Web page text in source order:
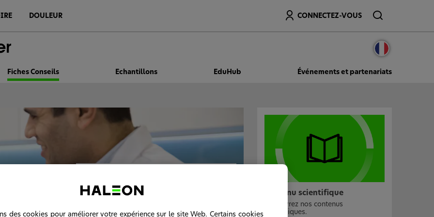
DOULEUR CONNECTEZ-VOUS
Fiches Conseils Echantillons EduHub Événements et partenariats
bucco-dentaire pour appuyer les
Vous y trouverez des fiches conseils
Contenu scientifique
Découvrez nos contenus
scientifiques.
des cookies pour améliorer votre expérience sur le site Web. Certains cookies